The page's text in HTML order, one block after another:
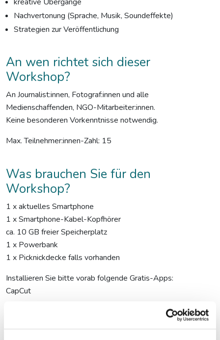
Nachvertonung (Sprache, Musik, Soundeffekte)
Strategien zur Veröffentlichung
An wen richtet sich dieser
Workshop?
An Journalist:innen, Fotograf:innen und alle
Medienschaffenden, NGO-Mitarbeiter:innen.
Keine besonderen Vorkenntnisse notwendig.
Max. Teilnehmer:innen-Zahl: 15
Was brauchen Sie für den
Workshop?
1 x aktuelles Smartphone
1 x Smartphone-Kabel-Kopfhörer
ca. 10 GB freier Speicherplatz
1 x Powerbank
1 x Picknickdecke falls vorhanden
Installieren Sie bitte vorab folgende Gratis-Apps:
CapCut